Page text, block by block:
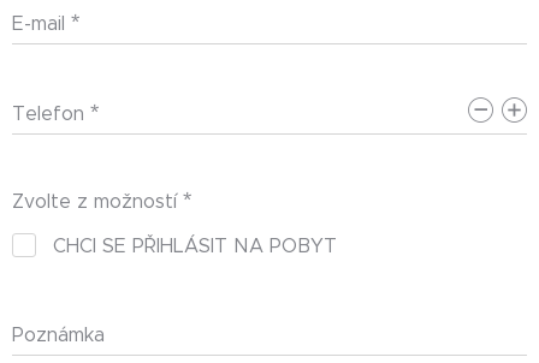
E-mail
Telefon
Zvolte z možností
CHCI SE PŘIHLÁSIT NA POBYT
Poznámka